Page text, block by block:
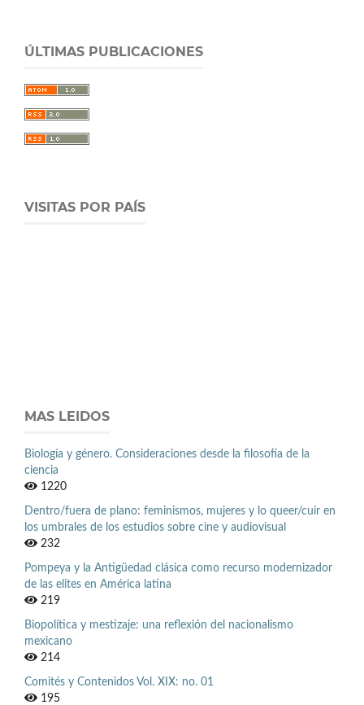
ÚLTIMAS PUBLICACIONES
VISITAS POR PAÍS
MAS LEIDOS
Biología y género. Consideraciones desde la filosofía de la
ciencia
1220
Dentro/fuera de plano: feminismos, mujeres y lo queer/cuir en
los umbrales de los estudios sobre cine y audiovisual
232
Pompeya y la Antigüedad clásica como recurso modernizador
de las elites en América latina
219
Biopolítica y mestizaje: una reflexión del nacionalismo
mexicano
214
Comités y Contenidos Vol. XIX: no. 01
195